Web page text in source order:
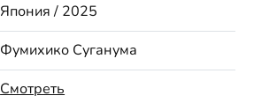
Япония / 2025
Фумихико Суганума
Смотреть